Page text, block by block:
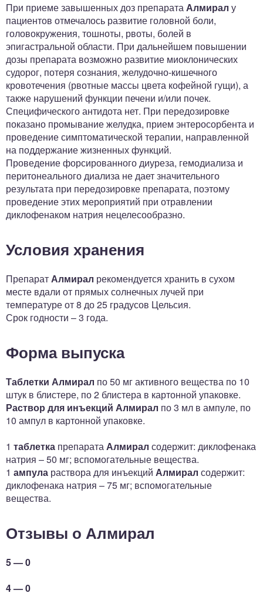
При приеме завышенных доз препаратаАлмирал у
пациентов отмечалось развитие головной боли,
головокружения, тошноты, рвоты, болей в
эпигастральной области. При дальнейшем повышении
дозы препарата возможно развитие миоклонических
судорог, потеря сознания, желудочно-кишечного
кровотечения (рвотные массы цвета кофейной гущи), а
также нарушений функции печени и/или почек.
Специфического антидота нет. При передозировке
показано промывание желудка, прием энтеросорбента и
проведение симптоматической терапии, направленной
на поддержание жизненных функций.
Проведение форсированного диуреза, гемодиализа и
перитонеального диализа не дает значительного
результата при передозировке препарата, поэтому
проведение этих мероприятий при отравлении
диклофенаком натрия нецелесообразно.
Условия хранения
ПрепаратАлмирал рекомендуется хранить в сухом
месте вдали от прямых солнечных лучей при
температуре от 8 до 25 градусов Цельсия.
Срок годности – 3 года.
Форма выпуска
Таблетки Алмирал по 50 мг активного вещества по 10
штук в блистере, по 2 блистера в картонной упаковке.
Раствор для инъекций Алмирал по 3 мл в ампуле, по
10 ампул в картонной упаковке.
1 таблетка препаратаАлмирал содержит: диклофенака
натрия – 50 мг; вспомогательные вещества.
1 ампула раствора для инъекций Алмирал содержит:
диклофенака натрия – 75 мг; вспомогательные
вещества.
Отзывы о Алмирал
5 — 0
4 — 0